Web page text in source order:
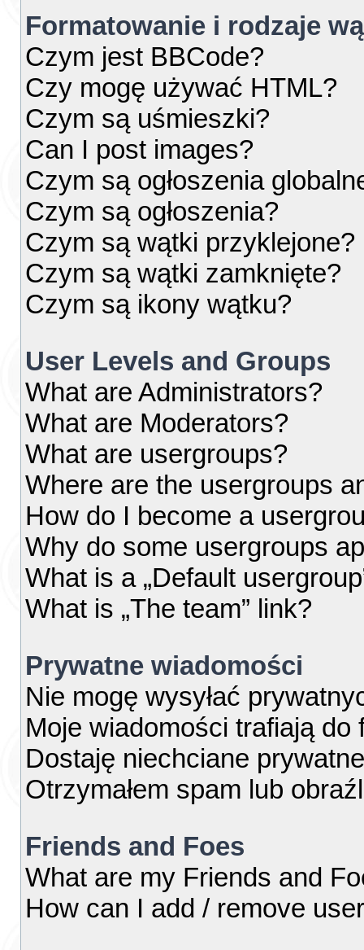
Formatowanie i rodzaje
Czym jest BBCode?
Czy mogę używać HTML?
Czym są uśmieszki?
Can I post images?
Czym są ogłoszenia
Czym są ogłoszenia?
Czym są wątki przyklejone?
Czym są wątki zamknięte?
Czym są ikony wątku?
User Levels and Groups
What are Administrators?
What are Moderators?
What are usergroups?
Where are the usergroups
How do I become a
Why do some usergroups
What is a „Default
What is „The team” link?
Prywatne wiadomości
Nie mogę wysyłać
Moje wiadomości trafiają do
Dostaję niechciane
Otrzymałem spam lub
Friends and Foes
What are my Friends and
How can I add / remove